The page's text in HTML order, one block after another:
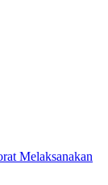
Melaksanakan